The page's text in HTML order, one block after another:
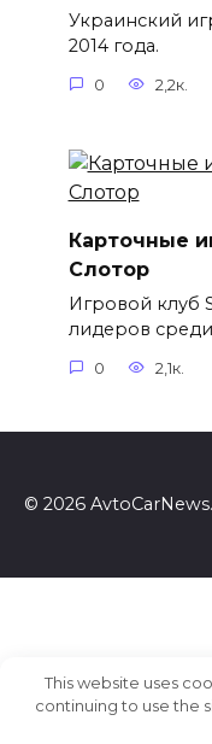
Украинский
2014 года.
0 2,2к.
Карточные
Слотор
Игровой клуб
лидеров
0 2,1к.
© 2026
This website uses
continuing to use the